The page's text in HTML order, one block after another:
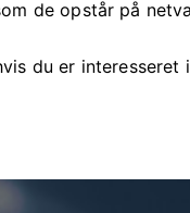
de opstår på
du er